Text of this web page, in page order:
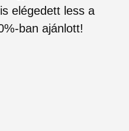
elégedett less a
ban ajánlott!